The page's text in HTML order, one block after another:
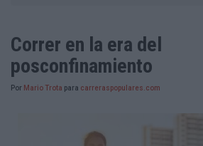
Correr en la era del
posconfinamiento
Por Mario Trota para carreraspopulares.com